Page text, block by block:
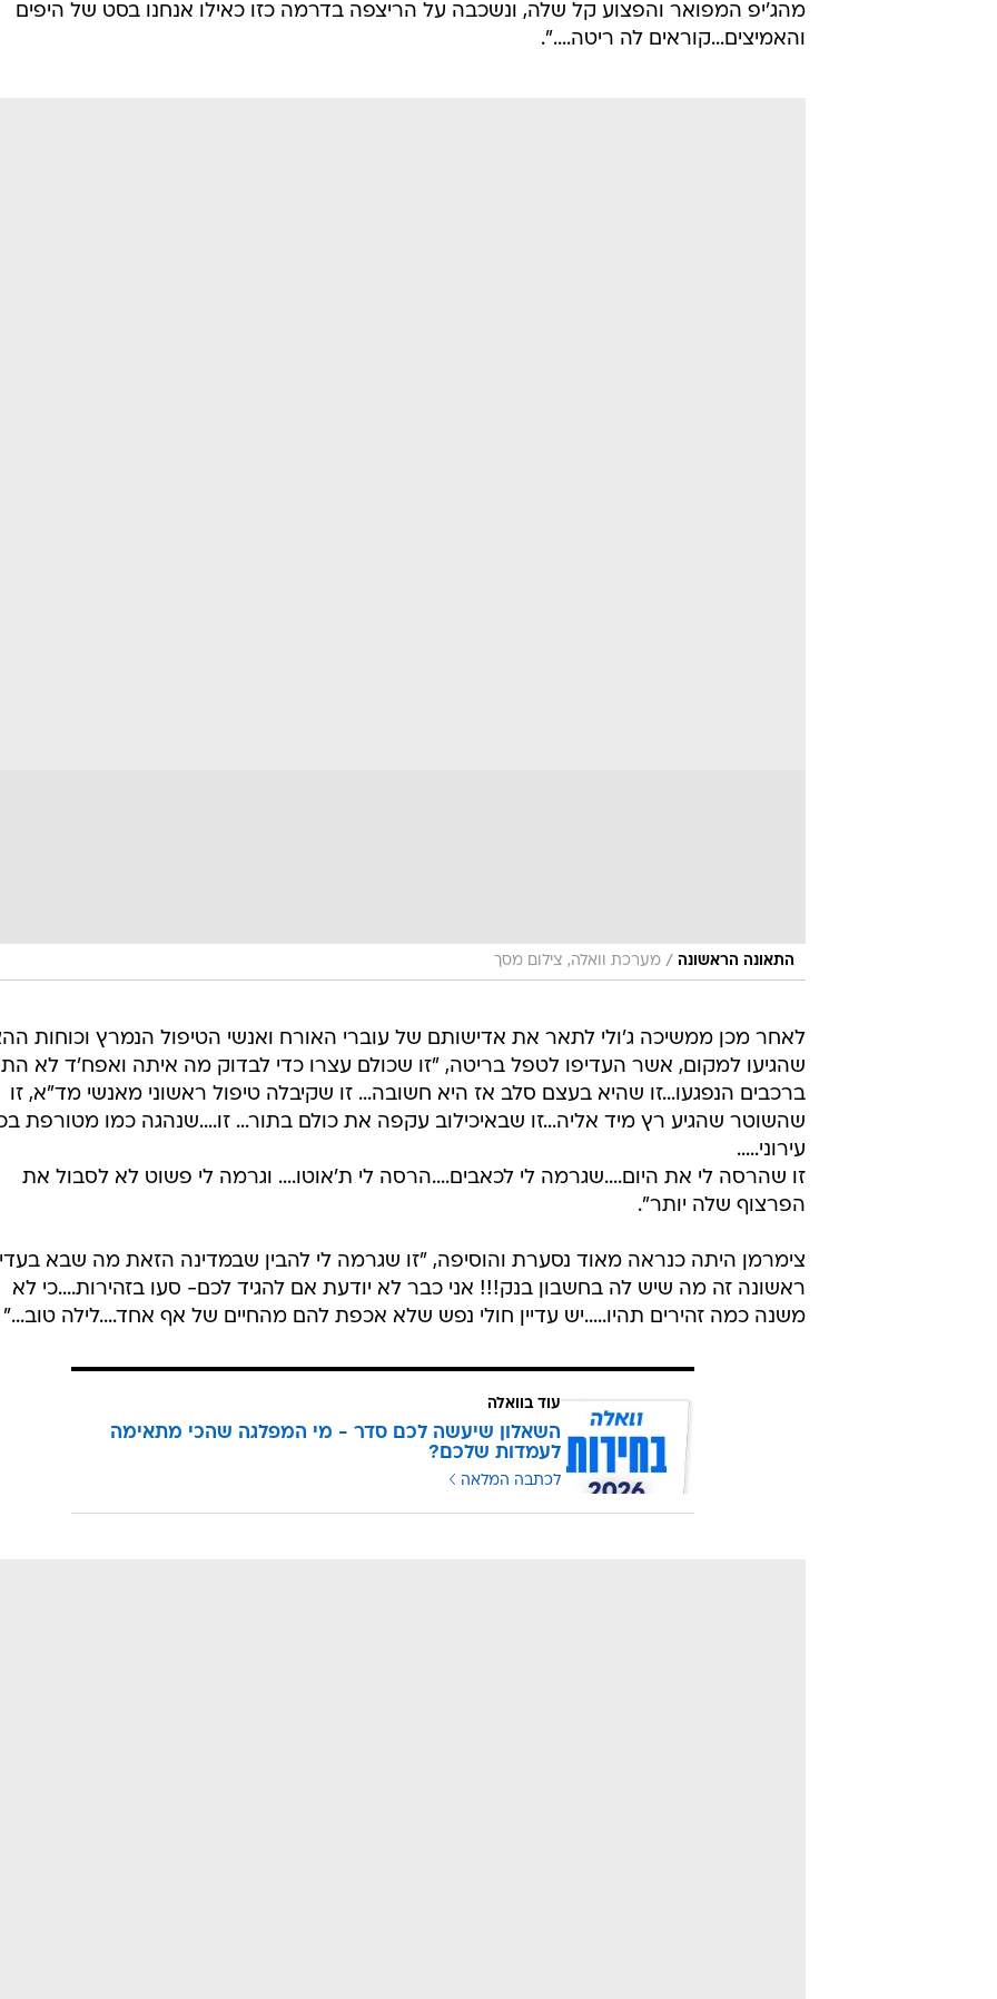
מהג'יפ המפואר והפצוע קל שלה, ונשכבה על הריצפה בדרמה כזו כאילו אנחנו בסט של היפים
והאמיצים...קוראים לה ריטה....".
התאונה הראשונה / מערכת וואלה, צילום מסך
לאחר מכן ממשיכה ג'ולי לתאר את אדישותם של עוברי האורח ואנשי הטיפול הנמרץ וכוחות
שהגיעו למקום, אשר העדיפו לטפל בריטה, "זו שכולם עצרו כדי לבדוק מה איתה ואפח'ד לא
ברכבים הנפגעו...זו שהיא בעצם סלב אז היא חשובה... זו שקיבלה טיפול ראשוני מאנשי מד"א, זו
שהשוטר שהגיע רץ מיד אליה...זו שבאיכילוב עקפה את כולם בתור... זו....שנהגה כמו מטורפת
עירוני.....
זו שהרסה לי את היום....שגרמה לי לכאבים....הרסה לי ת'אוטו.... וגרמה לי פשוט לא לסבול את
הפרצוף שלה יותר".
צימרמן היתה כנראה מאוד נסערת והוסיפה, "זו שגרמה לי להבין שבמדינה הזאת מה שבא
ראשונה זה מה שיש לה בחשבון בנק!!! אני כבר לא יודעת אם להגיד לכם- סעו בזהירות....כי לא
משנה כמה זהירים תהיו.....יש עדיין חולי נפש שלא אכפת להם מהחיים של אף אחד....לילה טוב..."
עוד בוואלה
השאלון שיעשה לכם סדר - מי המפלגה שהכי מתאימה
לעמדות שלכם?
לכתבה המלאה